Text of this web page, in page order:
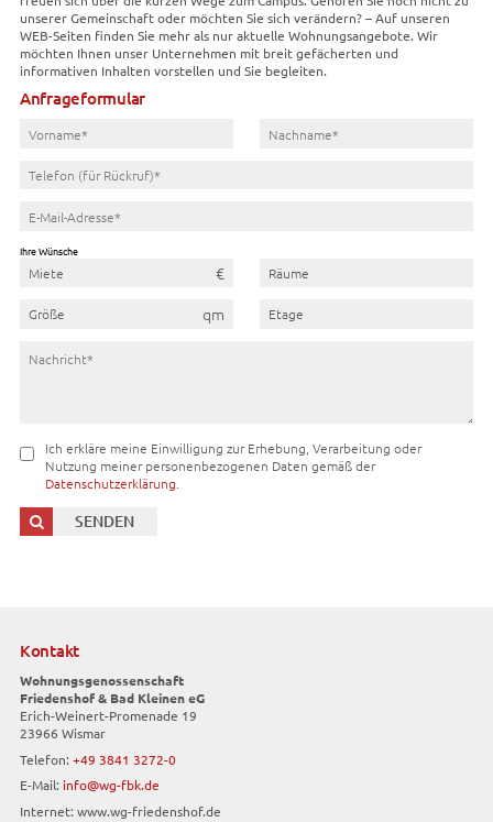
unserer Gemeinschaft oder möchten Sie sich verändern? – Auf unseren
WEB-Seiten finden Sie mehr als nur aktuelle Wohnungsangebote. Wir
möchten Ihnen unser Unternehmen mit breit gefächerten und
informativen Inhalten vorstellen und Sie begleiten.
Anfrageformular
Ihre Wünsche
Miete Räume
Größe Etage
Ich erkläre meine Einwilligung zur Erhebung, Verarbeitung oder
Nutzung meiner personenbezogenen Daten gemäß der
Datenschutzerklärung.
 SENDEN
Kontakt
Wohnungsgenossenschaft
Friedenshof & Bad Kleinen eG
Erich-Weinert-Promenade 19
23966 Wismar
Telefon: +49 3841 3272-0
E-Mail: info@wg-fbk.de
Internet: www.wg-friedenshof.de